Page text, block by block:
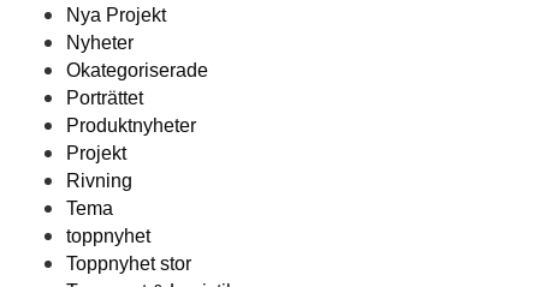
Nya Projekt
Nyheter
Okategoriserade
Porträttet
Produktnyheter
Projekt
Rivning
Tema
toppnyhet
Toppnyhet stor